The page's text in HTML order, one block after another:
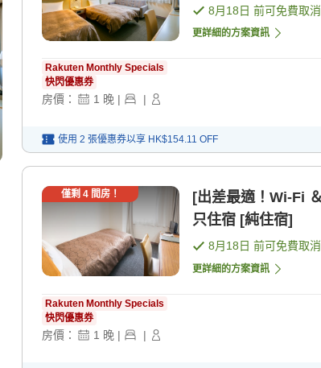
8月18日 前可免費取消
更詳細的方案資訊
Rakuten Monthly Specials
快閃優惠券
房價： 1 晚 | |
使用 2 張優惠券以享 HK$154.11 OFF
僅剩 4間房！
[出差最適！Wi-Fi
只住宿 [純住宿]
8月18日 前可免費取消
更詳細的方案資訊
Rakuten Monthly Specials
快閃優惠券
房價： 1 晚 | |